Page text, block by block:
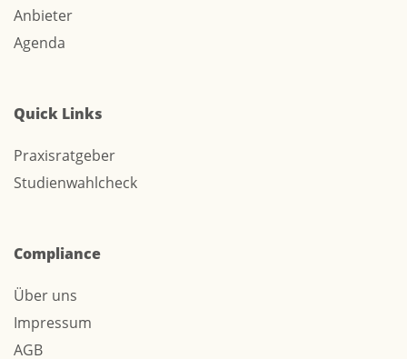
Anbieter
Agenda
Quick Links
Praxisratgeber
Studienwahlcheck
Compliance
Über uns
Impressum
AGB